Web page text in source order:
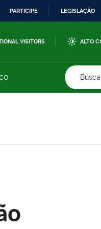
PARTICIPE LEGISLAÇÃO
VISITORS ALTO